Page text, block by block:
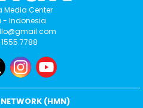
Media Center
- Indonesia
7788
(HMN)